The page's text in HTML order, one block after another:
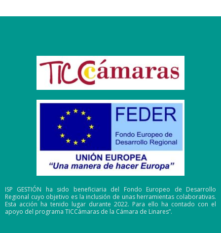
ISP GESTIÓN ha sido beneficiaria del Fondo Europeo de Desarrollo
Regional cuyo objetivo es la inclusión de unas herramientas colaborativas.
Esta acción ha tenido lugar durante 2022. Para ello ha contado con el
apoyo del programa TICCámaras de la Cámara de Linares”.